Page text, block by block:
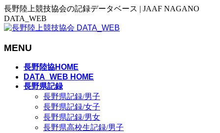
長野陸上競技協会の記録データベース | JAAF NAGANO
DATA_WEB
MENU
長野陸協HOME
DATA_WEB HOME
長野県記録
長野県記録/男子
長野県記録/女子
長野県記録/男女
長野県高校生記録/男子